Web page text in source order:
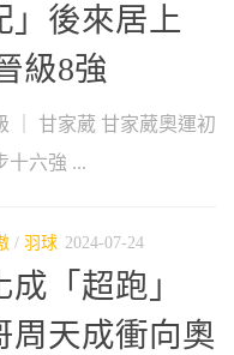
」後來居上
級8強
｜ 甘家葳 甘家葳奧運初
十六強 ...
/ 羽球 2024-07-24
「超跑」
周天成衝向奧